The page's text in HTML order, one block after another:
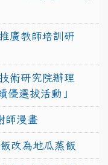
廣教師培訓研
術研究院辦理
優選拔活動」
師漫畫
改為地瓜蒸飯